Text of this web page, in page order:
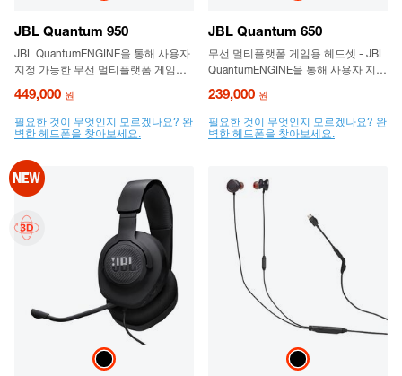
JBL Quantum 950
JBL QuantumENGINE을 통해 사용자
지정 가능한 무선 멀티플랫폼 게임용
헤드셋으로, 적응형 소음 제거 기능과
기지국이 포함되어 있습니다.
449,000 원
필요한 것이 무엇인지 모르겠나요? 완
벽한 헤드폰을 찾아보세요.
JBL Quantum 650
무선 멀티플랫폼 게임용 헤드셋 - JBL
QuantumENGINE을 통해 사용자 지정
가능
239,000 원
필요한 것이 무엇인지 모르겠나요? 완
벽한 헤드폰을 찾아보세요.